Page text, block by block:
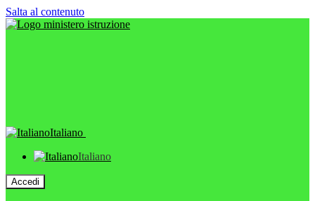
Salta al contenuto
Italiano
Italiano
Accedi